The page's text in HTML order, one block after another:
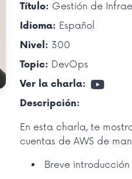
Título: Gestión de
Idioma: Español
Nivel: 300
Topic: DevOps
Ver la charla:
Descripción:
En esta charla, te
cuentas de AWS de
Breve